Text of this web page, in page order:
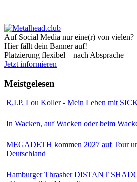
Auf Social Media nur eine(r) von vielen?
Hier fällt dein Banner auf!
Platzierung flexibel – nach Absprache
Jetzt informieren
Meistgelesen
R.I.P. Lou Koller - Mein Leben mit
In Wacken, auf Wacken oder beim
MEGADETH kommen 2027 auf Tour
Deutschland
Hamburger Thrasher DISTANT